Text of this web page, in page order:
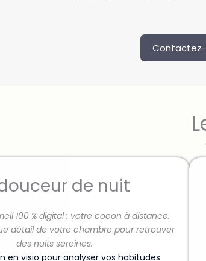
de nuit
100 % digital : votre cocon à distance.
détail de votre chambre pour retrouver
des nuits sereines.
en visio pour analyser vos habitudes